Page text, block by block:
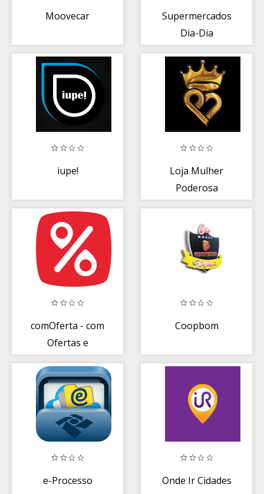
Moovecar
Supermercados
Dia-Dia
iupe!
Loja Mulher
Poderosa
comOferta - com
Ofertas e
Coopbom
e-Processo Onde Ir Cidades